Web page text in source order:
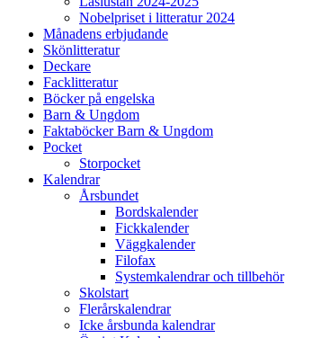
Nobelpriset i litteratur 2024
Månadens erbjudande
Skönlitteratur
Deckare
Facklitteratur
Böcker på engelska
Barn & Ungdom
Faktaböcker Barn & Ungdom
Pocket
Storpocket
Kalendrar
Årsbundet
Bordskalender
Fickkalender
Väggkalender
Filofax
Systemkalendrar och tillbehör
Skolstart
Flerårskalendrar
Icke årsbunda kalendrar